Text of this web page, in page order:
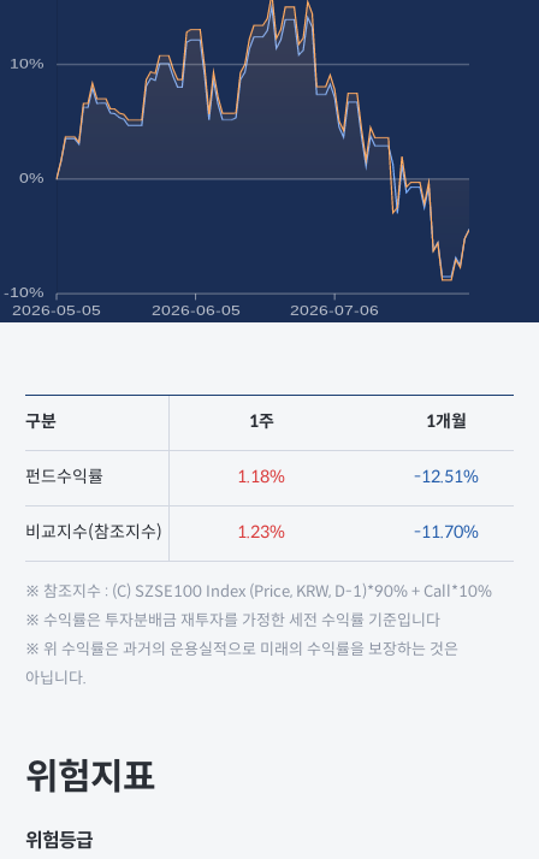
구분
펀드수익률
비교지수(참조지수)
1주 1개월
1.18% -12.51%
1.23% -11.70%
※ 참조지수 : (C) SZSE100 Index (Price, KRW, D-1)*90% + Call*10%
※ 수익률은 투자분배금 재투자를 가정한 세전 수익률 기준입니다
※ 위 수익률은 과거의 운용실적으로 미래의 수익률을 보장하는 것은
아닙니다.
위험지표
위험등급